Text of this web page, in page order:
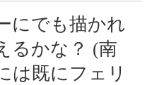
にでも描かれ
るかな？ (南
は既にフェリ